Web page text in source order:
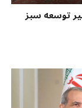
توسعه سبز